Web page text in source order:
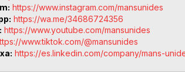
https://www.instagram.com/mansunides
https://wa.me/34686724356
https://www.youtube.com/mansunides
www.tiktok.com/@mansunides
https://es.linkedin.com/company/mans-